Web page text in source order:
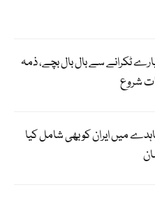
ایئرپورٹ پر 2 طیارے ٹکرانے سے بال بال بچے، ذمہ
شروع
میں ایران کو بھی شامل کیا